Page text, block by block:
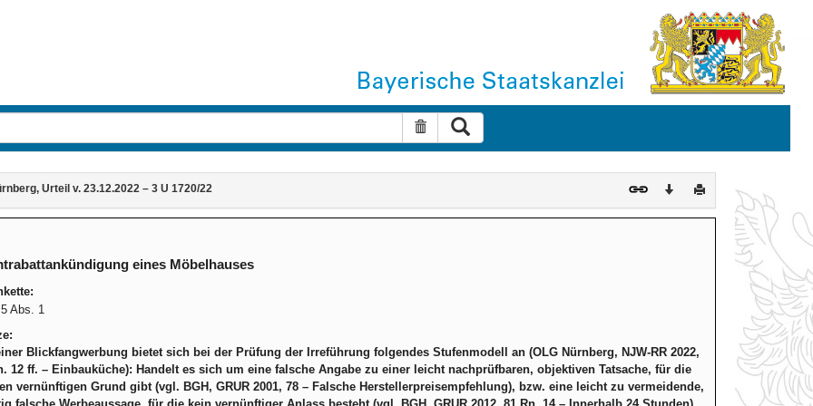
Suche zurücksetzen
Urteil v. 23.12.2022 – 3 U 1720/22 DownloadDrucken
eines Möbelhauses
Abs. 1
Blickfangwerbung bietet sich bei der Prüfung der Irreführung folgendes Stufenmodell an (OLG Nürnberg, NJW-RR 2022,
12 ff. – Einbauküche): Handelt es sich um eine falsche Angabe zu einer leicht nachprüfbaren, objektiven Tatsache, für die
vernünftigen Grund gibt (vgl. BGH, GRUR 2001, 78 – Falsche Herstellerpreisempfehlung), bzw. eine leicht zu vermeidende,